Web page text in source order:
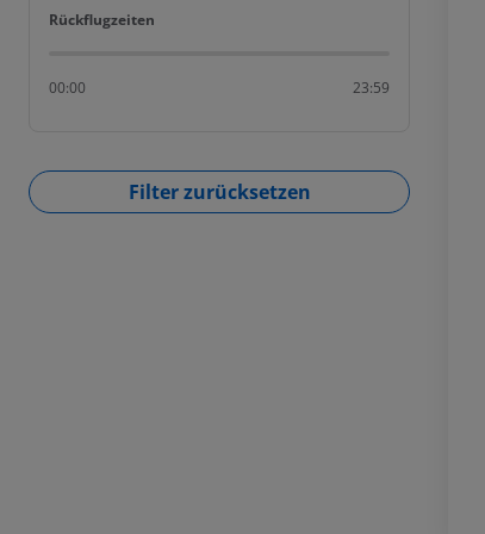
Rückflugzeiten
Rückflugzeiten
00:00 23:59
Filter zurücksetzen